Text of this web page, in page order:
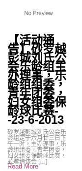
【活动通
告】砂罗越
彭城刘氏公
会乐龄组主
办理事，乐
龄组组委，
青年团委，
妇女组委保
龄球比赛-
-23-6-2013
砂罗越彭城刘氏公会乐
龄组定于六月廿三日下
午一时，主办理事，乐
龄组组委，青年团委，
妇女组委保龄球比赛，
並邀请该会 […]
Read More